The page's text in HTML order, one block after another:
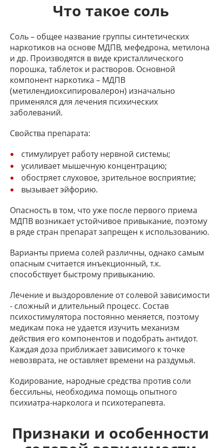
Что такое соль
Соль – общее название группы синтетических
наркотиков на основе МДПВ, мефедрона, метилона
и др. Производятся в виде кристаллического
порошка, таблеток и растворов. Основной
компонент наркотика – МДПВ
(метилендиоксипировалерон) изначально
применялся для лечения психических
заболеваний.
Свойства препарата:
стимулирует работу нервной системы;
усиливает мышечную концентрацию;
обостряет слуховое, зрительное восприятие;
вызывает эйфорию.
Опасность в том, что уже после первого приема
МДПВ возникает устойчивое привыкание, поэтому
в ряде стран препарат запрещен к использованию.
Варианты приема солей различны, однако самым
опасным считается инъекционный, т.к.
способствует быстрому привыканию.
Лечение и выздоровление от солевой зависимости
- сложный и длительный процесс. Состав
психостимулятора постоянно меняется, поэтому
медикам пока не удается изучить механизм
действия его компонентов и подобрать антидот.
Каждая доза приближает зависимого к точке
невозврата, не оставляет времени на раздумья.
Кодирование, народные средства против соли
бессильны, необходима помощь опытного
психиатра-нарколога и психотерапевта.
Признаки и особенности